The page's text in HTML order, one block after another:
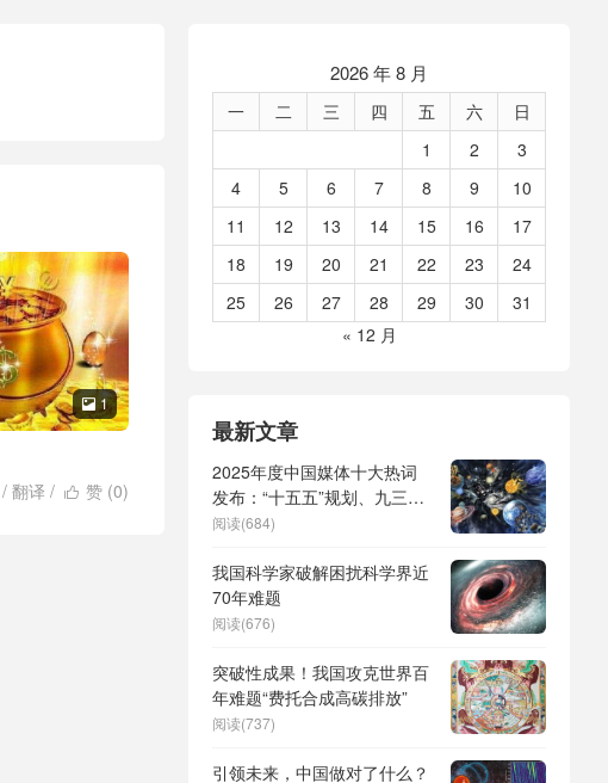
 1
 赞 (0)
/ 翻译 /
2026 年 8 月
一 二 三 四 五 六
日
1
2
3
4
5 6 7 8 9
10
11
12 13 14 15 16
17
18
19 20 21 22 23
24
25
26 27 28 29 30
31
« 12 月
最新文章
2025年度中国媒体十大热词
发布：“十五五”规划、九三阅
兵、全球治理倡议、
形机器人、苏超、票根经济、
育儿补贴、科学素养、网络生
态治理
阅读(684)
我国科学家破解困扰科学界近
70年难题
阅读(676)
突破性成果！我国攻克世界百
年难题“费托合成高碳排放”
阅读(737)
引领未来，中国做对了什么？